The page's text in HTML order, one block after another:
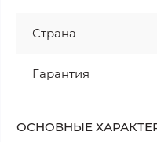
Страна
Гарантия
ОСНОВНЫЕ